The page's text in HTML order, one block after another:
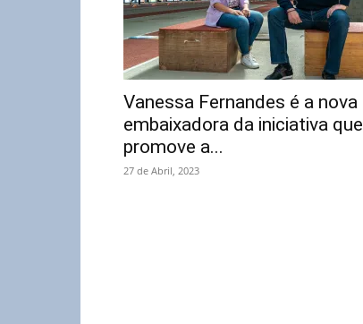
Vanessa Fernandes é a nova
embaixadora da iniciativa que
promove a...
27 de Abril, 2023